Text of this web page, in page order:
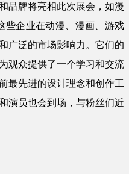
品牌将亮相此次展会，如漫
些企业在动漫、漫画、游戏
广泛的市场影响力。它们的
观众提供了一个学习和交流
最先进的设计理念和创作工
演员也会到场，与粉丝们近